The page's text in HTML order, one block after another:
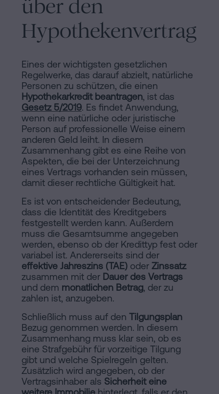
Inhaltsprozess
Personalizar
cookies
Folgen
Sie
uns
den
sozialen
Netzwerken
über den
Hypothekenvertrag
Eines der wichtigsten gesetzlichen
Regelwerke, das darauf abzielt, natürliche
Personen zu schützen, die einen
Hypothekarkredit beantragen, ist das
Gesetz 5/2019. Es findet Anwendung,
wenn eine natürliche oder juristische
Person auf professionelle Weise einem
anderen Geld leiht. In diesem
Zusammenhang gibt es eine Reihe von
Aspekten, die bei der Unterzeichnung
eines Vertrags vorhanden sein müssen,
damit dieser rechtliche Gültigkeit hat.
Es ist von entscheidender Bedeutung,
dass die Identität des Kreditgebers
festgestellt werden kann. Außerdem
muss die Gesamtsumme angegeben
werden, ebenso ob der Kredittyp fest oder
variabel ist. Andererseits sind der
effektive Jahreszins (TAE) oder Zinssatz
zusammen mit der Dauer des Vertrags
und dem monatlichen Betrag, der zu
zahlen ist, anzugeben.
Schließlich muss auf den Tilgungsplan
Bezug genommen werden. In diesem
Zusammenhang muss klar sein, ob es
eine Strafgebühr für vorzeitige Tilgung
gibt und welche Spielregeln gelten.
Zusätzlich wird angegeben, ob der
Vertragsinhaber als Sicherheit eine